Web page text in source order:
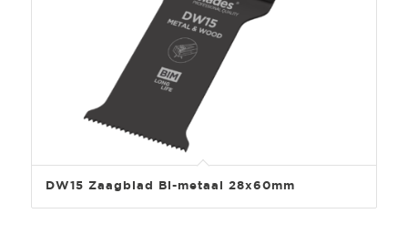
DW15 Zaagblad Bi-metaal 28x60mm